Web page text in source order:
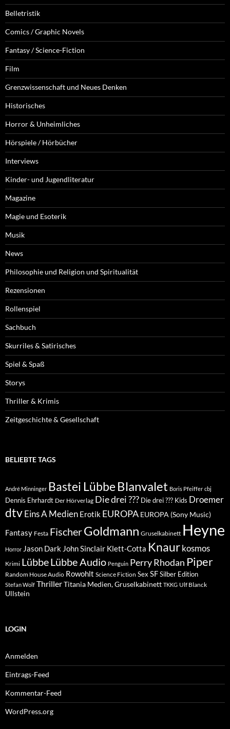
Belletristik
Comics / Graphic Novels
Fantasy / Science-Fiction
Film
Grenzwissenschaft und Neues Denken
Historisches
Horror & Unheimliches
Hörspiele / Hörbücher
Interviews
Kinder- und Jugendliteratur
Magazine
Magie und Esoterik
Musik
News
Philosophie und Religion und Spiritualität
Rezensionen
Rollenspiel
Sachbuch
Skurriles & Satirisches
Spiel & Spaß
Storys
Thriller & Krimis
Zeitgeschichte & Gesellschaft
BELIEBTE TAGS
André Minninger Bastei Lübbe Blanvalet Boris Pfeiffer cbj
Dennis Ehrhardt Der Hörverlag Die drei ??? Die drei ??? Kids Droemer
dtvEins A Medien Erotik EUROPA EUROPA (Sony Music)
Fantasy Festa FischerGoldmann Gruselkabinett Heyne
Horror Jason Dark John Sinclair Klett-Cotta Knaur kosmos
Krimi LübbeLübbe Audio Penguin Perry Rhodan Piper
Random House Audio Rowohlt Science Fiction Sex SFSilber Edition
Stefan Wolf ThrillerTitania Medien, Gruselkabinett TKKG Ulf Blanck
Ullstein
LOGIN
Anmelden
Eintrags-Feed
Kommentar-Feed
WordPress.org